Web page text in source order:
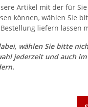
Artikel mit der für
können, wählen Sie
liefern lassen
wählen Sie bitte
jederzeit und auch im